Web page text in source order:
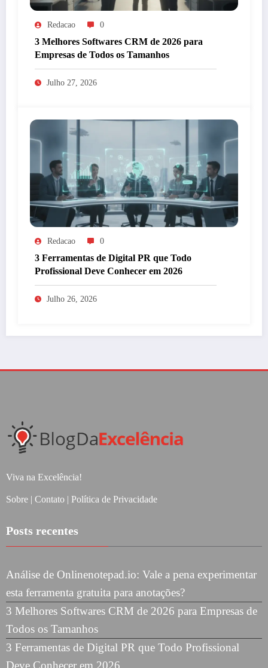
Redacao 0
3 Melhores Softwares CRM de 2026 para
Empresas de Todos os Tamanhos
Julho 27, 2026
Redacao 0
3 Ferramentas de Digital PR que Todo
Profissional Deve Conhecer em 2026
Julho 26, 2026
Viva na Excelência!
Sobre | Contato | Política de Privacidade
Posts recentes
Análise de Onlinenotepad.io: Vale a pena experimentar
esta ferramenta gratuita para anotações?
3 Melhores Softwares CRM de 2026 para Empresas de
Todos os Tamanhos
3 Ferramentas de Digital PR que Todo Profissional
Deve Conhecer em 2026